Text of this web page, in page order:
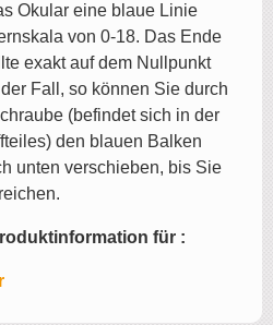
Okular eine blaue Linie
von 0-18. Das Ende
exakt auf dem Nullpunkt
Fall, so können Sie durch
(befindet sich in der
den blauen Balken
unten verschieben, bis Sie
für :